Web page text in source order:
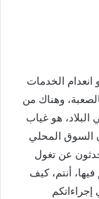
انعدام الخدمات
وهناك من
البلاد، هو غياب
السوق المحلي
عن تغول
أنتم، كيف